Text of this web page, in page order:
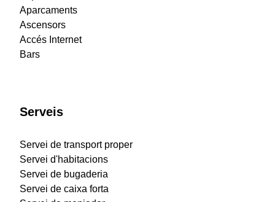
Aparcaments
Ascensors
Accés Internet
Bars
Serveis
Servei de transport proper
Servei d'habitacions
Servei de bugaderia
Servei de caixa forta